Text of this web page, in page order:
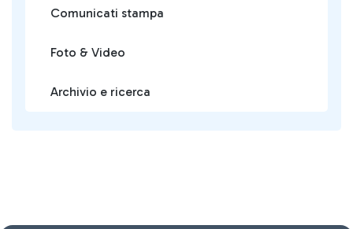
Comunicati stampa
Foto & Video
Archivio e ricerca